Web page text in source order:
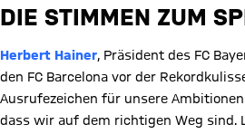
DIE STIMMEN ZUM
Herbert Hainer, Präsident des FC
den FC Barcelona vor der
Ausrufezeichen für unsere
dass wir auf dem richtigen Weg sind.